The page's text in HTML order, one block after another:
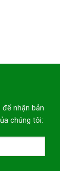
nhận bản
chúng tôi: